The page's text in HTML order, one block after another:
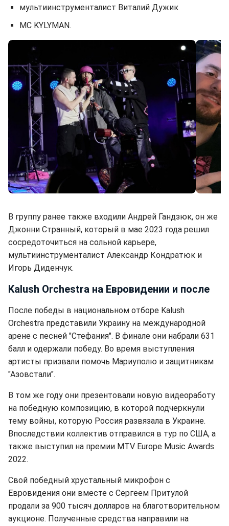
мультиинструменталист Виталий Дужик
MC KYLYMAN.
В группу ранее также входили Андрей Гандзюк, он же
Джонни Странный, который в мае 2023 года решил
сосредоточиться на сольной карьере,
мультиинструменталист Александр Кондратюк и
Игорь Диденчук.
Kalush Orchestra на Евровидении и после
После победы в национальном отборе Kalush
Orchestra представили Украину на международной
арене с песней "Стефания". В финале они набрали 631
балл и одержали победу. Во время выступления
артисты призвали помочь Мариуполю и защитникам
"Азовстали".
В том же году они презентовали новую видеоработу
на победную композицию, в которой подчеркнули
тему войны, которую Россия развязала в Украине.
Впоследствии коллектив отправился в тур по США, а
также выступил на премии MTV Europe Music Awards
2022.
Свой победный хрустальный микрофон с
Евровидения они вместе с Сергеем Притулой
продали за 900 тысяч долларов на благотворительном
аукционе. Полученные средства направили на